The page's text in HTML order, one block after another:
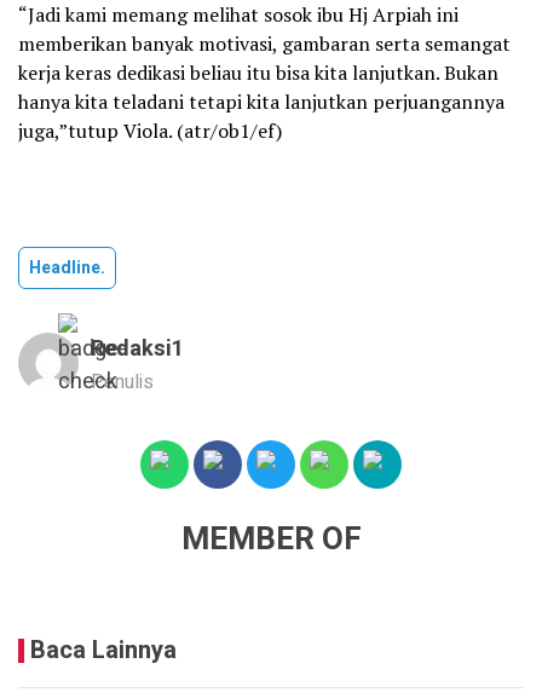
“Jadi kami memang melihat sosok ibu Hj Arpiah ini
memberikan banyak motivasi, gambaran serta semangat
kerja keras dedikasi beliau itu bisa kita lanjutkan. Bukan
hanya kita teladani tetapi kita lanjutkan perjuangannya
juga,”tutup Viola. (atr/ob1/ef)
Headline.
Redaksi1
Penulis
MEMBER OF
Baca Lainnya